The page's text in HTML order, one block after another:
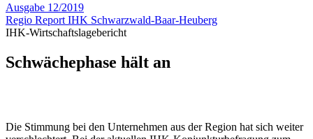
Ausgabe 12/2019
Regio Report IHK Schwarzwald-Baar-Heuberg
IHK-Wirtschaftslagebericht
Schwächephase hält an
Die Stimmung bei den Unternehmen aus der Region hat sich weiter